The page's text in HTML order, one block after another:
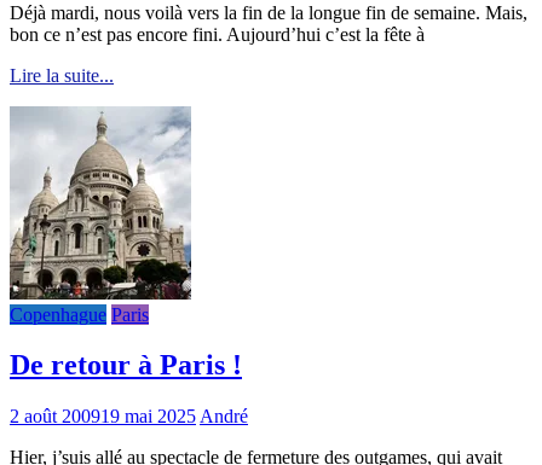
Déjà mardi, nous voilà vers la fin de la longue fin de semaine. Mais,
bon ce n’est pas encore fini. Aujourd’hui c’est la fête à
Lire la suite...
Copenhague Paris
De retour à Paris !
2 août 200919 mai 2025 André
Hier, j’suis allé au spectacle de fermeture des outgames, qui avait